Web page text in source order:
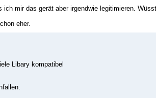
ich mir das gerät aber irgendwie legitimieren.
eher.
Libary kompatibel